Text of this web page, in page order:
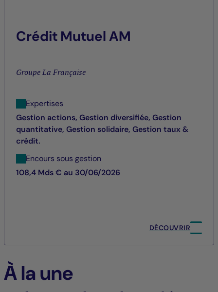
Crédit Mutuel AM
Groupe La Française
Expertises
Gestion actions, Gestion diversifiée, Gestion
quantitative, Gestion solidaire, Gestion taux &
crédit.
Encours sous gestion
108,4 Mds € au 30/06/2026
DÉCOUVRIR
À la une